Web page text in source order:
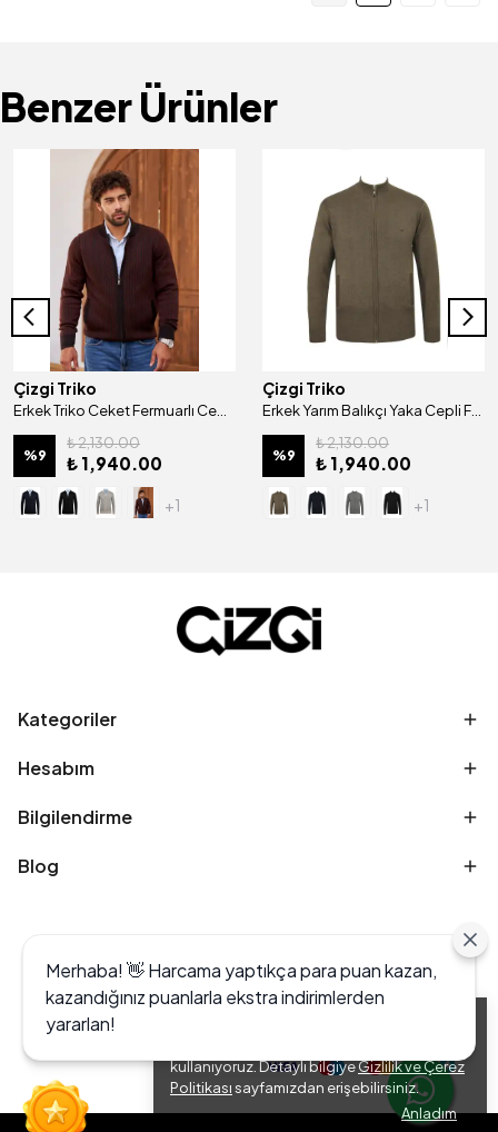
kullanıyoruz. Detaylı bilgiyeGizlilik ve Çerez
Politikasısayfamızdan erişebilirsiniz.
Anladım
Benzer Ürünler
Çizgi Triko
Erkek Triko Ceket Fermuarlı Cep Detaylı Desenli Kol Ve Bel Lastikli Çelik Örgü Regular Kalıp - 5004K
%9
₺ 2,130.00
₺ 1,940.00
+1
Çizgi Triko
Erkek Yarım Balıkçı Yaka Cepli Fermuarlı Hırka Klasik Kalıp - 5200K
%9
₺ 2,130.00
₺ 1,940.00
+1
Kategoriler
Hesabım
Bilgilendirme
Blog
Merhaba! 👋 Harcama yaptıkça para puan kazan,
kazandığınız puanlarla ekstra indirimlerden
yararlan!